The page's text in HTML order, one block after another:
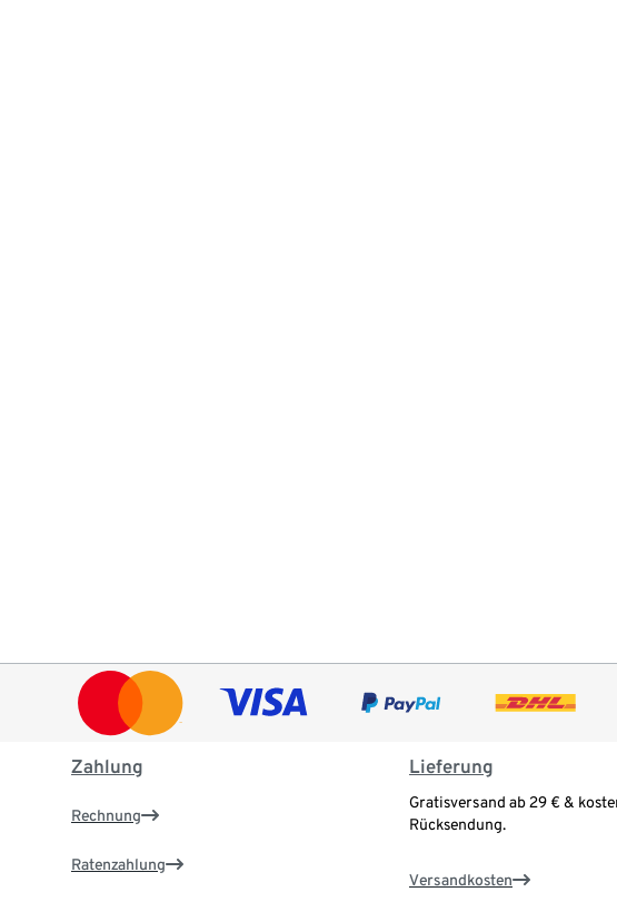
Zahlung
Rechnung
Ratenzahlung
Lieferung
Gratisversand ab 29 € &
Rücksendung.
Versandkosten